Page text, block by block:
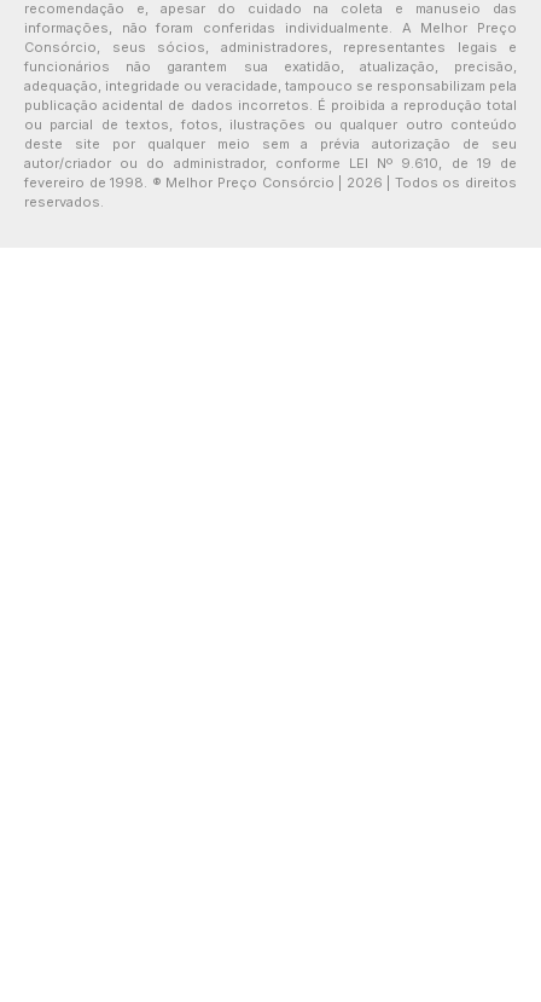
recomendação e, apesar do cuidado na coleta e manuseio das
informações, não foram conferidas individualmente. A Melhor Preço
Consórcio, seus sócios, administradores, representantes legais e
funcionários não garantem sua exatidão, atualização, precisão,
adequação, integridade ou veracidade, tampouco se responsabilizam pela
publicação acidental de dados incorretos. É proibida a reprodução total
ou parcial de textos, fotos, ilustrações ou qualquer outro conteúdo
deste site por qualquer meio sem a prévia autorização de seu
autor/criador ou do administrador, conforme LEI Nº 9.610, de 19 de
fevereiro de 1998. ® Melhor Preço Consórcio | 2026 | Todos os direitos
reservados.